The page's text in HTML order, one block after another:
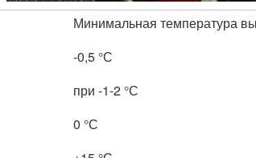
Минимальная температура
-0,5 °С
при -1-2 °С
0 °С